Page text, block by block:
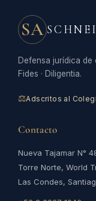
SA
Defensa jurídica de
Fides · Diligentia.
⚖Adscritos al
Contacto
Nueva Tajamar N°
Torre Norte, World
Las Condes,